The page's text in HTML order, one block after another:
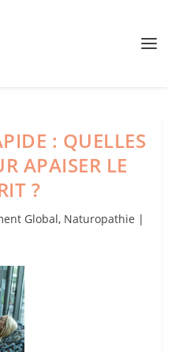
: QUELLES
APAISER LE
?
Global, Naturopathie |